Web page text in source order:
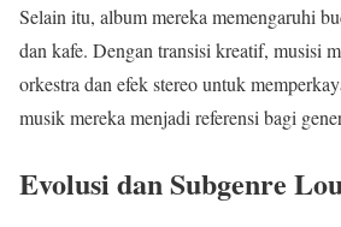
Selain itu, album mereka memengaruhi
dan kafe. Dengan transisi kreatif, musisi
orkestra dan efek stereo untuk
musik mereka menjadi referensi bagi
Evolusi dan Subgenre